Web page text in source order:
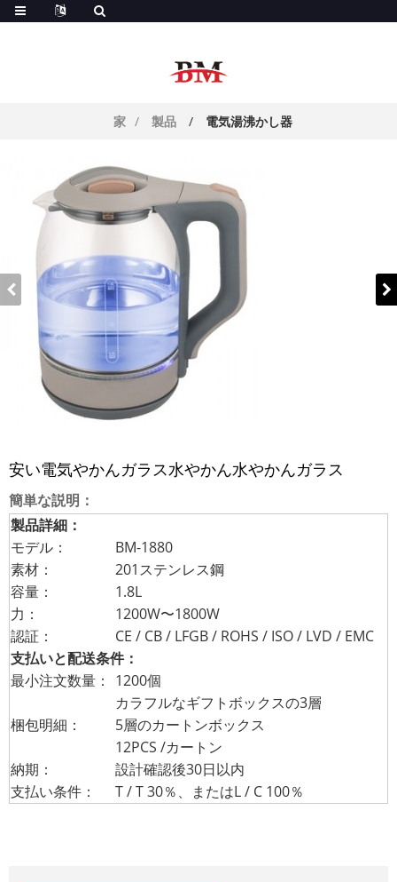
家 製品 電気湯沸かし器
安い電気やかんガラス水やかん水やかんガラス
簡単な説明：
製品詳細：
モデル：
BM-1880
素材：
201ステンレス鋼
容量：
1.8L
力：
1200W〜1800W
認証：
CE / CB / LFGB / ROHS / ISO / LVD / EMC
支払いと配送条件：
最小注文数量：
1200個
梱包明細：
カラフルなギフトボックスの3層
5層のカートンボックス
12PCS /カートン
納期：
設計確認後30日以内
支払い条件：
T / T 30％、またはL / C 100％